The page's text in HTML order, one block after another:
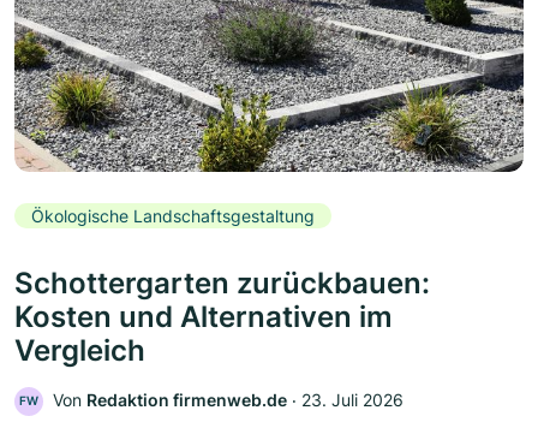
Ökologische Landschaftsgestaltung
Schottergarten zurückbauen:
Kosten und Alternativen im
Vergleich
FW Von Redaktion firmenweb.de ‧ 23. Juli 2026